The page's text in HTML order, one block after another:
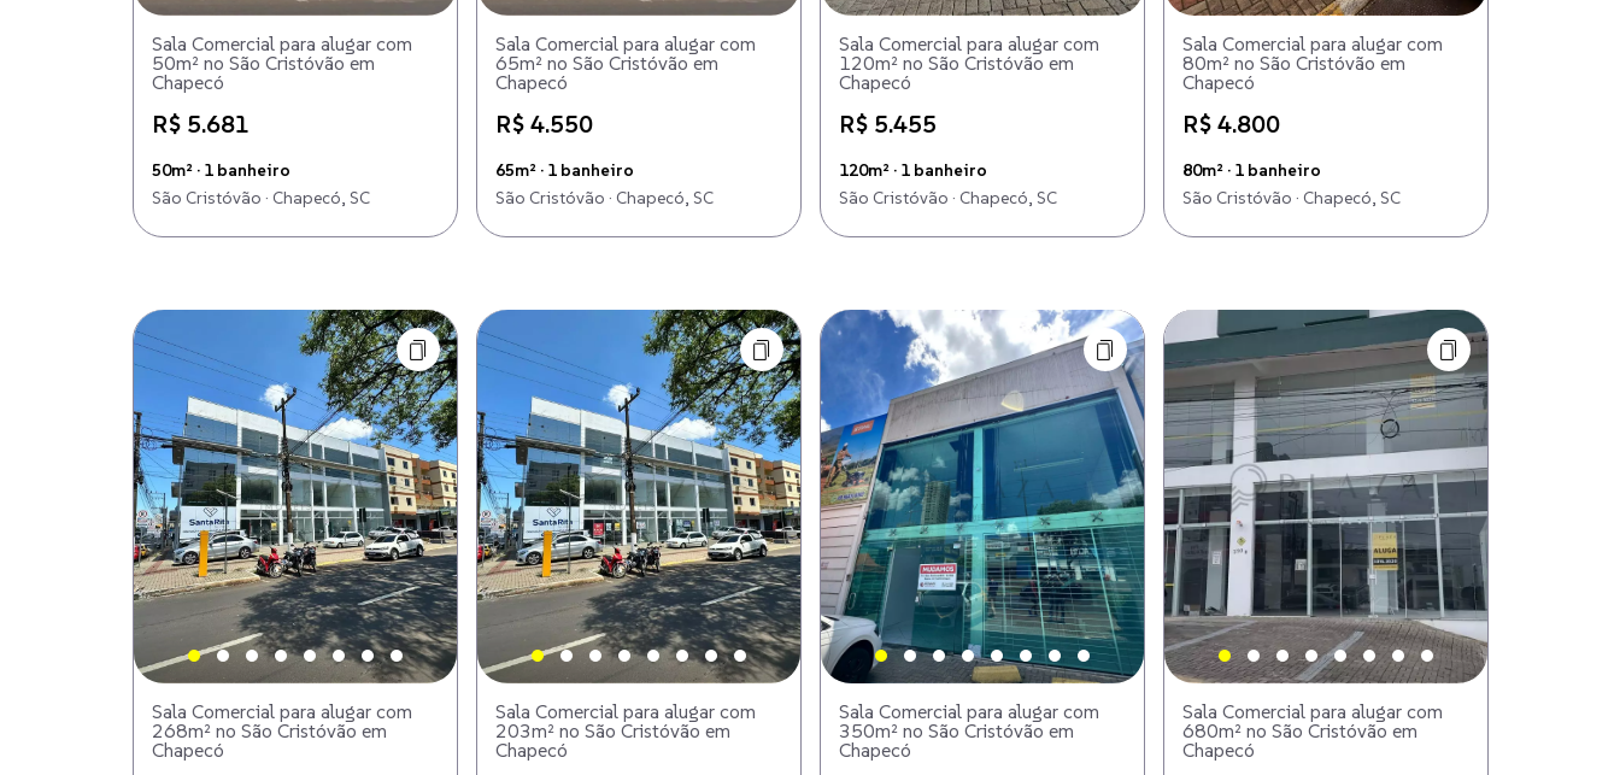
Sala Comercial para alugar com
50m² no São Cristóvão em
Chapecó
R$ 5.681
50m² · 1 banheiro
São Cristóvão · Chapecó, SC
Sala Comercial para alugar com
65m² no São Cristóvão em
Chapecó
R$ 4.550
65m² · 1 banheiro
São Cristóvão · Chapecó, SC
Sala Comercial para alugar com
120m² no São Cristóvão em
Chapecó
R$ 5.455
120m² · 1 banheiro
São Cristóvão · Chapecó, SC
Sala Comercial para alugar com
80m² no São Cristóvão em
Chapecó
R$ 4.800
80m² · 1 banheiro
São Cristóvão · Chapecó, SC
Sala Comercial para alugar com
268m² no São Cristóvão em
Chapecó
Sala Comercial para alugar com
203m² no São Cristóvão em
Chapecó
Sala Comercial para alugar com
350m² no São Cristóvão em
Chapecó
Sala Comercial para alugar com
680m² no São Cristóvão em
Chapecó